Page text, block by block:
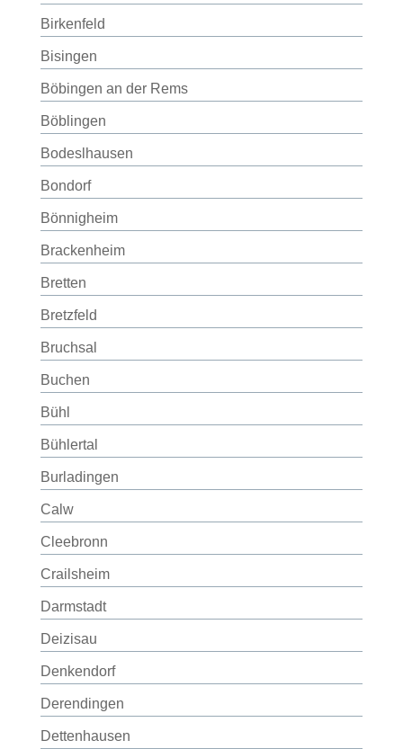
Birkenfeld
Bisingen
Böbingen an der Rems
Böblingen
Bodeslhausen
Bondorf
Bönnigheim
Brackenheim
Bretten
Bretzfeld
Bruchsal
Buchen
Bühl
Bühlertal
Burladingen
Calw
Cleebronn
Crailsheim
Darmstadt
Deizisau
Denkendorf
Derendingen
Dettenhausen